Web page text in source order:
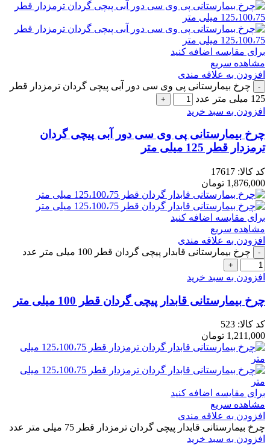
برای مقایسه اضافه کنید
مشاهده سریع
افزودن به علاقه مندی
چرخ بیمارستانی پی وی سی دور آبی پیچی گردان ترمزدار قطر
125 میلی متر عدد
افزودن به سبد خرید
چرخ بیمارستانی پی وی سی دور آبی پیچی گردان
ترمزدار قطر 125 میلی متر
کد کالا: 17617
1,876,000 تومان
برای مقایسه اضافه کنید
مشاهده سریع
افزودن به علاقه مندی
چرخ بیمارستانی قابدار پیچی گردان قطر 100 میلی متر عدد
افزودن به سبد خرید
چرخ بیمارستانی قابدار پیچی گردان قطر 100 میلی متر
کد کالا: 523
1,211,000 تومان
برای مقایسه اضافه کنید
مشاهده سریع
افزودن به علاقه مندی
چرخ بیمارستانی قابدار پیچی گردان ترمزدار قطر 75 میلی متر عدد
افزودن به سبد خرید